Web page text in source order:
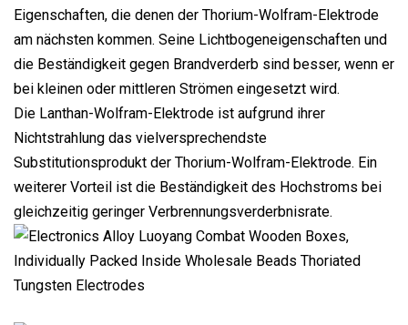
Eigenschaften, die denen der Thorium-Wolfram-Elektrode
am nächsten kommen. Seine Lichtbogeneigenschaften und
die Beständigkeit gegen Brandverderb sind besser, wenn er
bei kleinen oder mittleren Strömen eingesetzt wird.
Die Lanthan-Wolfram-Elektrode ist aufgrund ihrer
Nichtstrahlung das vielversprechendste
Substitutionsprodukt der Thorium-Wolfram-Elektrode. Ein
weiterer Vorteil ist die Beständigkeit des Hochstroms bei
gleichzeitig geringer Verbrennungsverderbnisrate.